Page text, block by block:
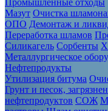
Промышленные отходы
Мазут Очистка
ОПО Демонтаж и
Переработка шламов
Силикагель Сорбенты
Металлургическое
Нефтепродукты
Утилизация битума
Грунт и песок,
нефтепродуктов СОЖ